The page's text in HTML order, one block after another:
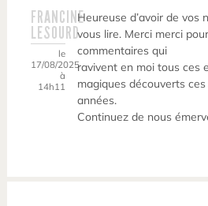
FRANCINE
LESOURD
le
17/08/2025
à
14h11
Heureuse d’avoir de vos
vous lire. Merci merci
commentaires qui
ravivent en moi tous ces
magiques découverts
années.
Continuez de nous